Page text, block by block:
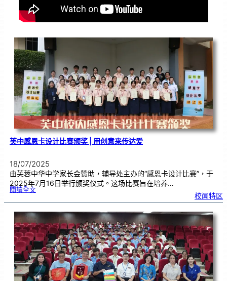
芙中感恩卡设计比赛颁奖 | 用创意来传达爱
18/07/2025
由芙蓉中华中学家长会赞助，辅导处主办的“感恩卡设计比赛”，于
2025年7月16日举行颁奖仪式。这场比赛旨在培养…
閱讀全文:芙
恩
设
计
赛
颁
奖
|用
创
意
传
达
爱
校闻特区